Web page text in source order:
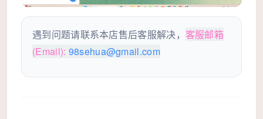
遇到问题请联系本店售后客服解决， 客服邮箱
(Email): 98sehua@gmail.com